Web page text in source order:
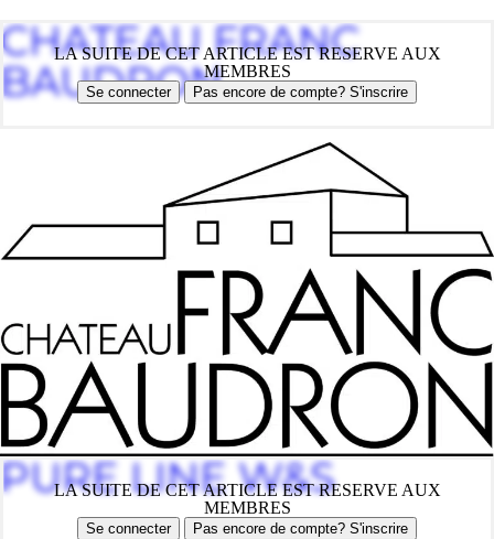
LA SUITE DE CET ARTICLE EST RESERVE AUX
MEMBRES
Se connecter Pas encore de compte? S'inscrire
CHATEAU FRANC
BAUDRON
LA SUITE DE CET ARTICLE EST RESERVE AUX
MEMBRES
Se connecter Pas encore de compte? S'inscrire
PURE LINE W&S